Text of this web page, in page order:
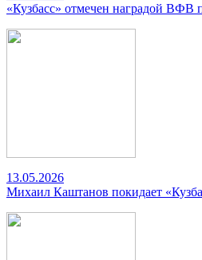
«Кузбасс» отмечен наградой ВФВ
13.05.2026
Михаил Каштанов покидает